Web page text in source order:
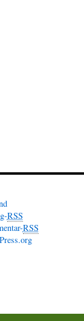
RSS
RSS